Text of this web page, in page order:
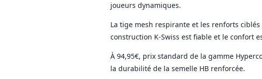
joueurs dynamiques.
La tige mesh respirante et les renforts
construction K-Swiss est fiable et le confort
À 94,95€, prix standard de la gamme
la durabilité de la semelle HB renforcée.